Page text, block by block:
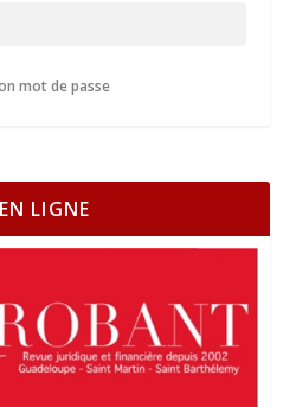
mot de passe
LIGNE